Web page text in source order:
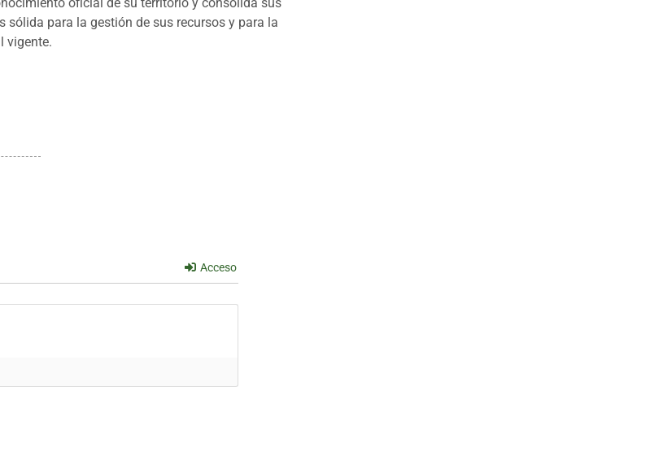
sólida para la gestión de sus recursos y para la
vigente.
Acceso